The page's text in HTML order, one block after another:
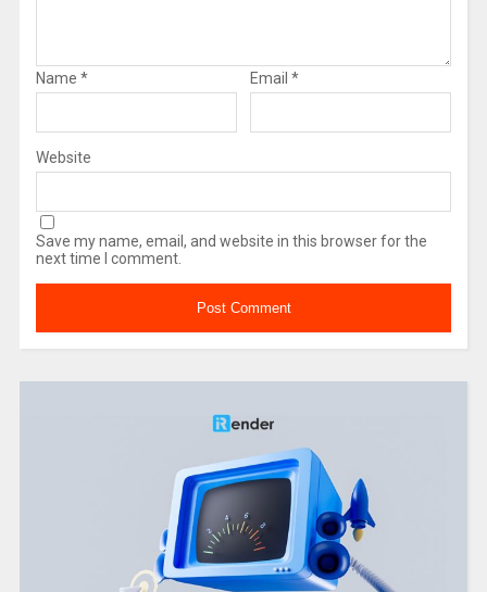
Name * Email *
Website
Save my name, email, and website in this browser for the
next time I comment.